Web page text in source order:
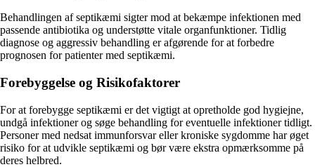
Behandlingen af septikæmi sigter mod at bekæmpe infektionen med
passende antibiotika og understøtte vitale organfunktioner. Tidlig
diagnose og aggressiv behandling er afgørende for at forbedre
prognosen for patienter med septikæmi.
Forebyggelse og Risikofaktorer
For at forebygge septikæmi er det vigtigt at opretholde god hygiejne,
undgå infektioner og søge behandling for eventuelle infektioner tidligt.
Personer med nedsat immunforsvar eller kroniske sygdomme har øget
risiko for at udvikle septikæmi og bør være ekstra opmærksomme på
deres helbred.